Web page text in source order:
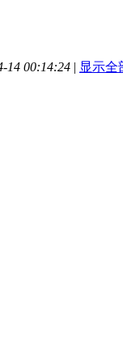
14 00:14:24 | 显示全